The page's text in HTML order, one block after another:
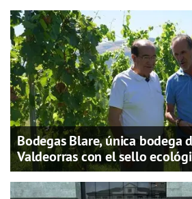
Bodegas Blare, única bodega
Valdeorras con el sello